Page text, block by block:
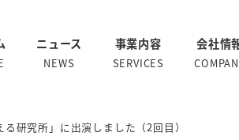
ニュース
NEWS
事業内容
SERVICES
会社情
研究所」に出演しました（2回目）